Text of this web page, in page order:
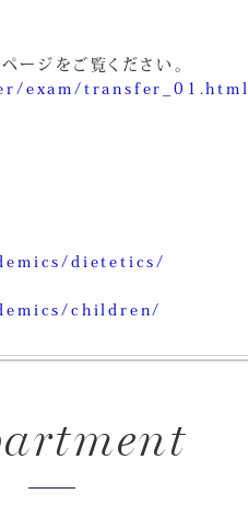
ージをご覧ください。
exam/transfer_01.html
dietetics/
children/